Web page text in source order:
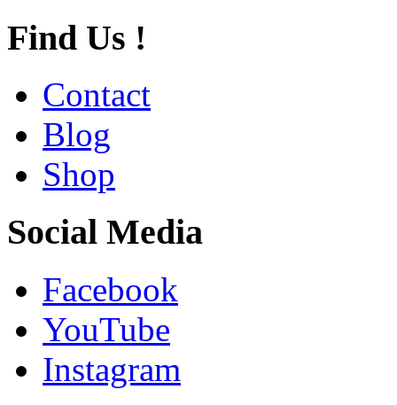
Find Us !
Contact
Blog
Shop
Social Media
Facebook
YouTube
Instagram